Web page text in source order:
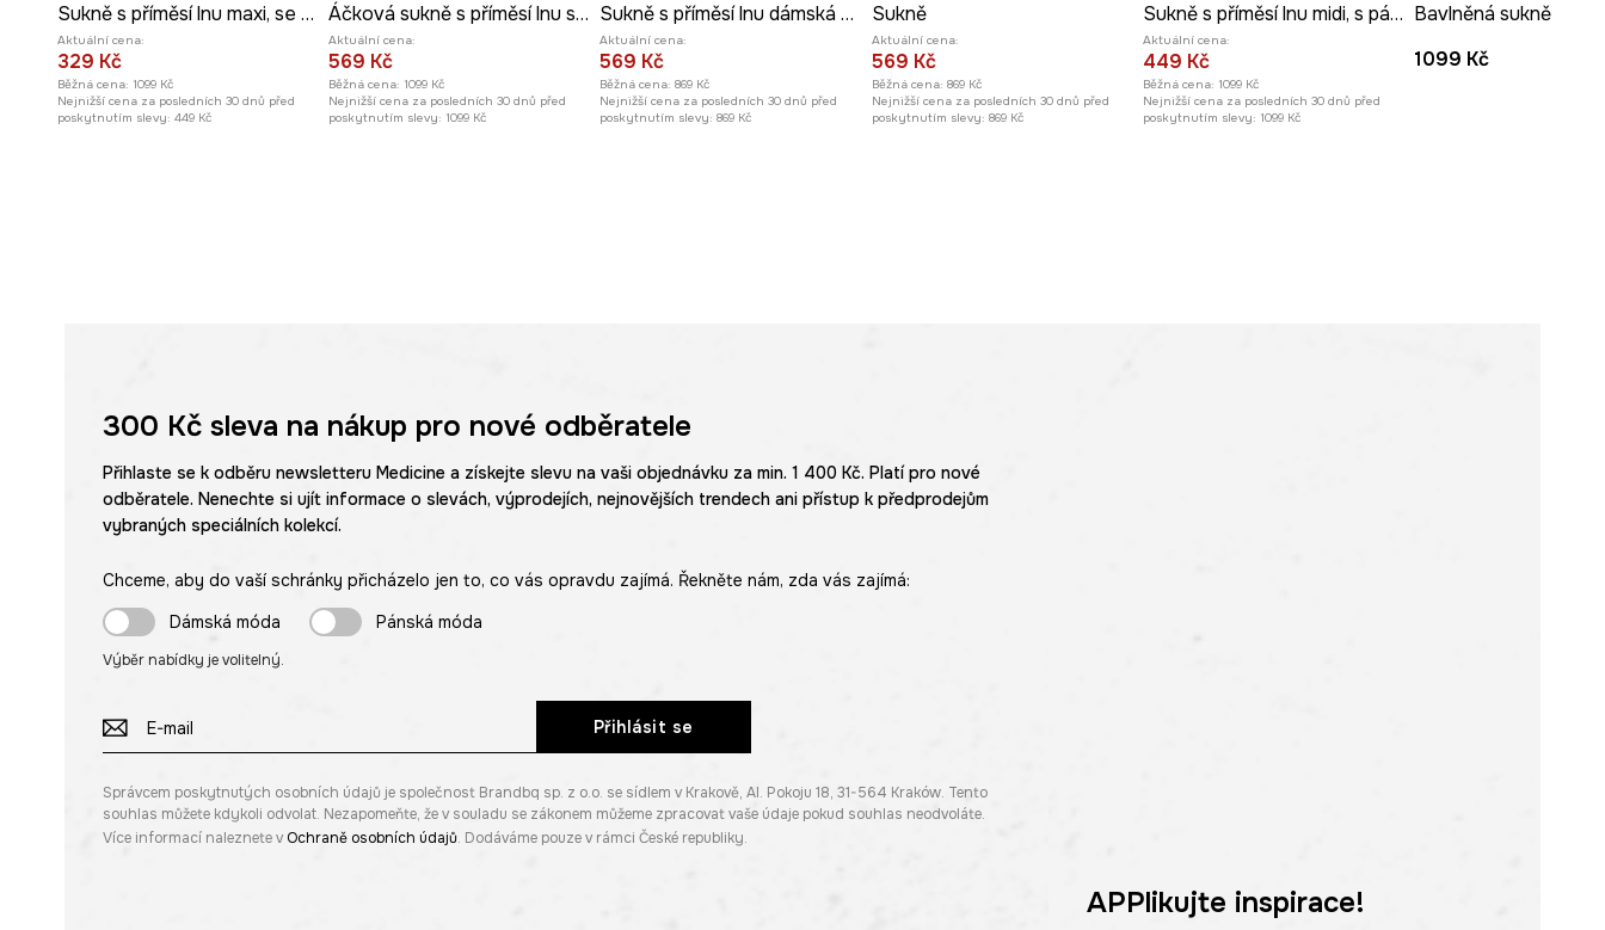
Sukně s příměsí lnu maxi, se vzorem béžová barva
Aktuální cena:
329 Kč
Běžná cena: 1099 Kč
Nejnižší cena za posledních 30 dnů před
poskytnutím slevy: 449 Kč
Áčková sukně s příměsí lnu s páskem
Aktuální cena:
569 Kč
Běžná cena: 1099 Kč
Nejnižší cena za posledních 30 dnů před
poskytnutím slevy: 1099 Kč
Sukně s příměsí lnu dámská mini, s aplikací
Aktuální cena:
569 Kč
Běžná cena: 869 Kč
Nejnižší cena za posledních 30 dnů před
poskytnutím slevy: 869 Kč
Sukně
Aktuální cena:
569 Kč
Běžná cena: 869 Kč
Nejnižší cena za posledních 30 dnů před
poskytnutím slevy: 869 Kč
Sukně s příměsí lnu midi, s páskem béžová barva
Aktuální cena:
449 Kč
Běžná cena: 1099 Kč
Nejnižší cena za posledních 30 dnů před
poskytnutím slevy: 1099 Kč
1099 Kč
300 Kčsleva na nákup pro nové odběratele
Přihlaste se k odběru newsletteru Medicine a získejte slevu na vaši objednávku za min. 1 400 Kč. Platí pro nové
odběratele. Nenechte si ujít informace o slevách, výprodejích, nejnovějších trendech ani přístup k předprodejům
vybraných speciálních kolekcí.
Chceme, aby do vaší schránky přicházelo jen to, co vás opravdu zajímá. Řekněte nám, zda vás zajímá:
Dámská móda
Pánská móda
Výběr nabídky je volitelný.
Přihlásit se
Správcem poskytnutých osobních údajů je společnost Brandbq sp. z o.o. se sídlem v Krakově, Al. Pokoju 18, 31-564 Kraków. Tento
souhlas můžete kdykoli odvolat. Nezapomeňte, že v souladu se zákonem můžeme zpracovat vaše údaje pokud souhlas neodvoláte.
Více informací naleznete v Ochraně osobních údajů. Dodáváme pouze v rámci České republiky.
APPlikujte inspirace!